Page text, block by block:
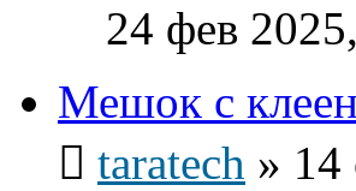
24 фев
Мешок с
taratech » 14